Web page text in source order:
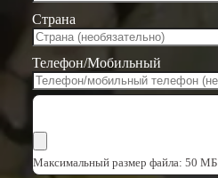
Страна
Телефон/Мобильный
Максимальный размер файла: 50 МБ